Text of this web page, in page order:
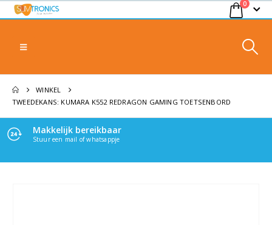
0
WINKEL
TWEEDEKANS: KUMARA K552 REDRAGON GAMING TOETSENBORD
Makkelijk bereikbaar
Stuur een mail of whatsappje
Veilig afrekenen
100% Veilig betalen, via jouw methode